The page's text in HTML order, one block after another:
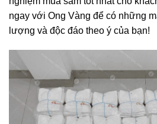
ngay với Ong Vàng để có những
lượng và độc đáo theo ý của bạn!